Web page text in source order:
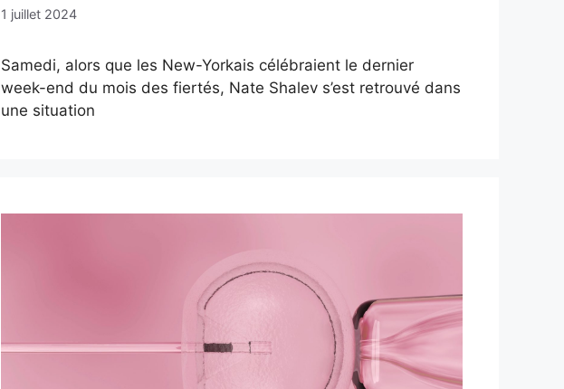
1 juillet 2024
Samedi, alors que les New-Yorkais célébraient le dernier
week-end du mois des fiertés, Nate Shalev s’est retrouvé dans
une situation